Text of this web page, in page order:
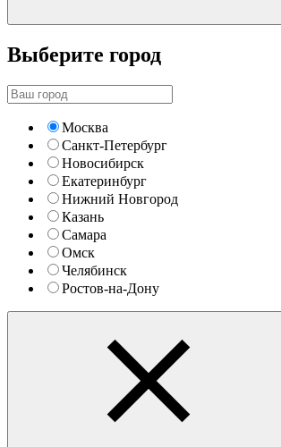
Выберите город
Москва
Санкт-Петербург
Новосибирск
Екатеринбург
Нижний Новгород
Казань
Самара
Омск
Челябинск
Ростов-на-Дону